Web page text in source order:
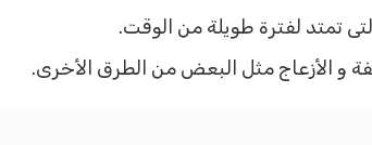
تمتد لفترة طويلة من الوقت.
و الأزعاج مثل البعض من الطرق الأخرى.